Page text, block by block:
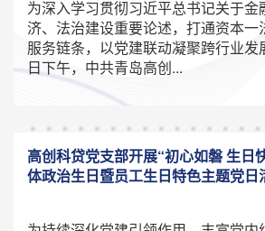
为深入学习贯彻习近平总书记关于金
济、法治建设重要论述，打通资本一
服务链条，以党建联动凝聚跨行业发
日下午，中共青岛高创...
高创科贷党支部开展“初心如磐 生日
体政治生日暨员工生日特色主题党日